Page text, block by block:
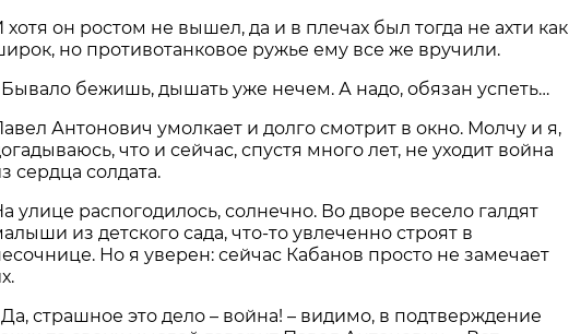
хотя он ростом не вышел, да и в плечах был тогда не ахти как
но противотанковое ружье ему все же вручили.
Бывало бежишь, дышать уже нечем. А надо, обязан успеть…
Антонович умолкает и долго смотрит в окно. Молчу и я,
что и сейчас, спустя много лет, не уходит война
сердца солдата.
улице распогодилось, солнечно. Во дворе весело галдят
из детского сада, что-то увлеченно строят в
Но я уверен: сейчас Кабанов просто не замечает
страшное это дело – война! – видимо, в подтверждение